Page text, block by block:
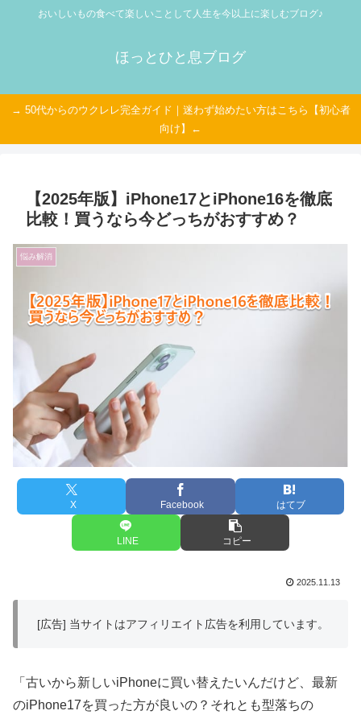
おいしいもの食べて楽しいことして人生を今以上に楽しむブログ♪
ほっとひと息ブログ
→ 50代からのウクレレ完全ガイド｜迷わず始めたい方はこちら【初心者
向け】←
【2025年版】iPhone17とiPhone16を徹底
比較！買うなら今どっちがおすすめ？
悩み解消
X Facebook はてブ
LINE コピー
2025.11.13
[広告] 当サイトはアフィリエイト広告を利用しています。
「古いから新しいiPhoneに買い替えたいんだけど、最新
のiPhone17を買った方が良いの？それとも型落ちの